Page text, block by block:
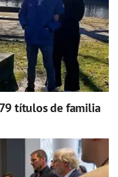
títulos de familia